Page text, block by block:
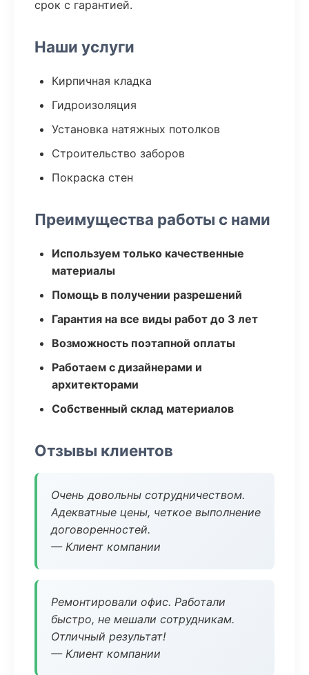
срок с гарантией.
Наши услуги
Кирпичная кладка
Гидроизоляция
Установка натяжных потолков
Строительство заборов
Покраска стен
Преимущества работы с нами
Используем только качественные
материалы
Помощь в получении разрешений
Гарантия на все виды работ до 3 лет
Возможность поэтапной оплаты
Работаем с дизайнерами и
архитекторами
Собственный склад материалов
Отзывы клиентов
Очень довольны сотрудничеством.
Адекватные цены, четкое выполнение
договоренностей.
— Клиент компании
Ремонтировали офис. Работали
быстро, не мешали сотрудникам.
Отличный результат!
— Клиент компании